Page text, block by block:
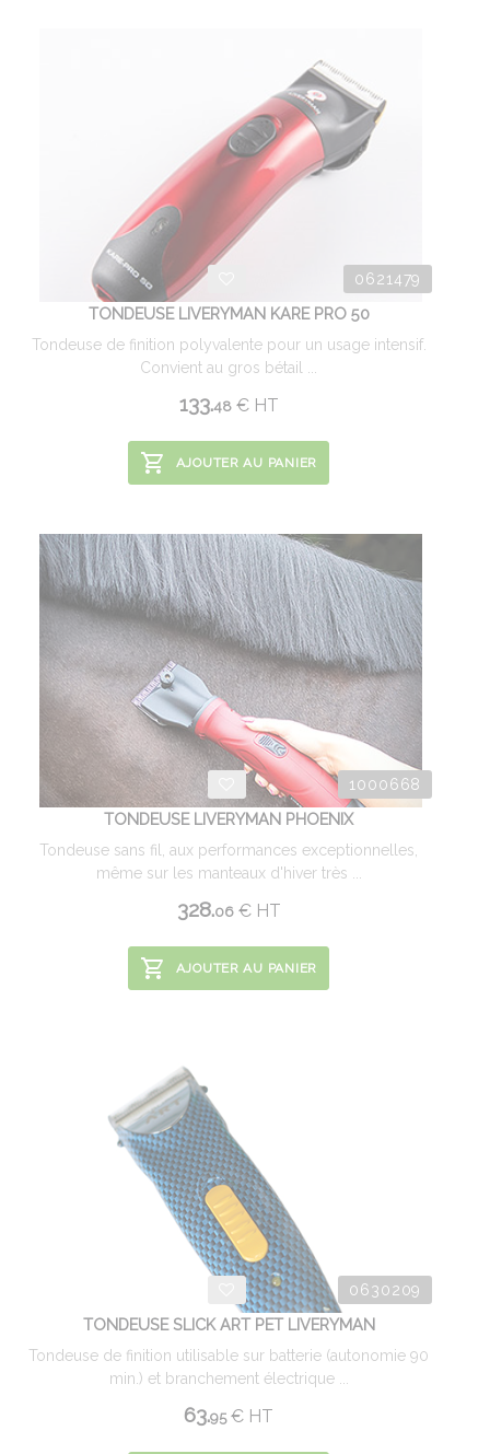
0621479
TONDEUSE LIVERYMAN KARE PRO 50
Tondeuse de finition polyvalente pour un usage intensif.
Convient au gros bétail ...
133.48 €HT
AJOUTER AU PANIER
1000668
TONDEUSE LIVERYMAN PHOENIX
Tondeuse sans fil, aux performances exceptionnelles,
même sur les manteaux d'hiver très ...
328.06 €HT
AJOUTER AU PANIER
0630209
TONDEUSE SLICK ART PET LIVERYMAN
Tondeuse de finition utilisable sur batterie (autonomie 90
min.) et branchement électrique ...
63.95 € HT